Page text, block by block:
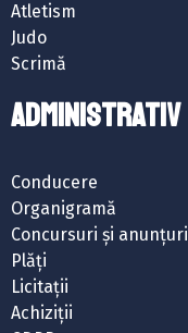
Atletism
Judo
Scrimă
ADMINISTRATIV
Conducere
Organigramă
Concursuri și anunțuri
Plăți
Licitații
Achiziții